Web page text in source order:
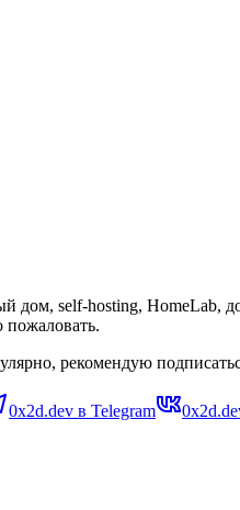
дом, self-hosting, HomeLab,
пожаловать.
рекомендую
0x2d.dev в Telegram